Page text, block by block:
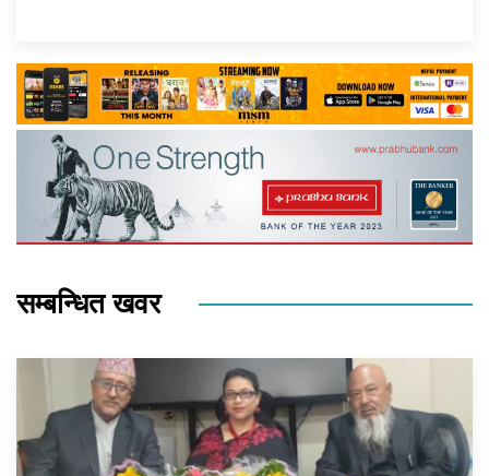
सम्बन्धित खवर